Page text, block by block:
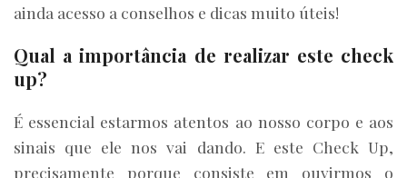
ainda acesso a conselhos e dicas muito úteis!
Qual a importância de realizar este check
up?
É essencial estarmos atentos ao nosso corpo e aos
sinais que ele nos vai dando. E este Check Up,
precisamente porque consiste em ouvirmos o